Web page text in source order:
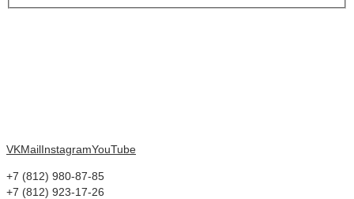
VKMailInstagramYouTube
+7 (812) 980-87-85
+7 (812) 923-17-26